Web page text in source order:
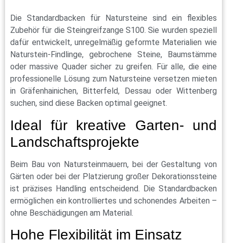
Die Standardbacken für Natursteine sind ein flexibles
Zubehör für die Steingreifzange S100. Sie wurden speziell
dafür entwickelt, unregelmäßig geformte Materialien wie
Naturstein-Findlinge, gebrochene Steine, Baumstämme
oder massive Quader sicher zu greifen. Für alle, die eine
professionelle Lösung zum Natursteine versetzen mieten
in Gräfenhainichen, Bitterfeld, Dessau oder Wittenberg
suchen, sind diese Backen optimal geeignet.
Ideal für kreative Garten- und
Landschaftsprojekte
Beim Bau von Natursteinmauern, bei der Gestaltung von
Gärten oder bei der Platzierung großer Dekorationssteine
ist präzises Handling entscheidend. Die Standardbacken
ermöglichen ein kontrolliertes und schonendes Arbeiten –
ohne Beschädigungen am Material.
Hohe Flexibilität im Einsatz